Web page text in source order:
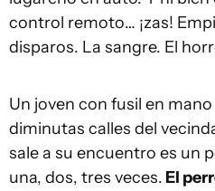
control remoto… ¡zas!
disparos. La sangre. El
Un joven con fusil en
diminutas calles del
sale a su encuentro es un
una, dos, tres veces. El